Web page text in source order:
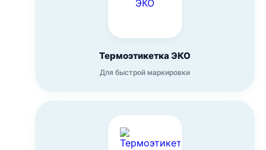
Термоэтикетка ЭКО
Для быстрой маркировки